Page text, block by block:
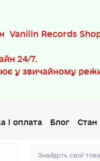
Vanilin Records
24/7.
у звичайному
І оплата Блог Стан